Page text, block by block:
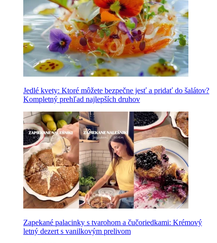
Jedlé kvety: Ktoré môžete bezpečne jesť a pridať do šalátov?
Kompletný prehľad najlepších druhov
Zapekané palacinky s tvarohom a čučoriedkami: Krémový
letný dezert s vanilkovým prelivom